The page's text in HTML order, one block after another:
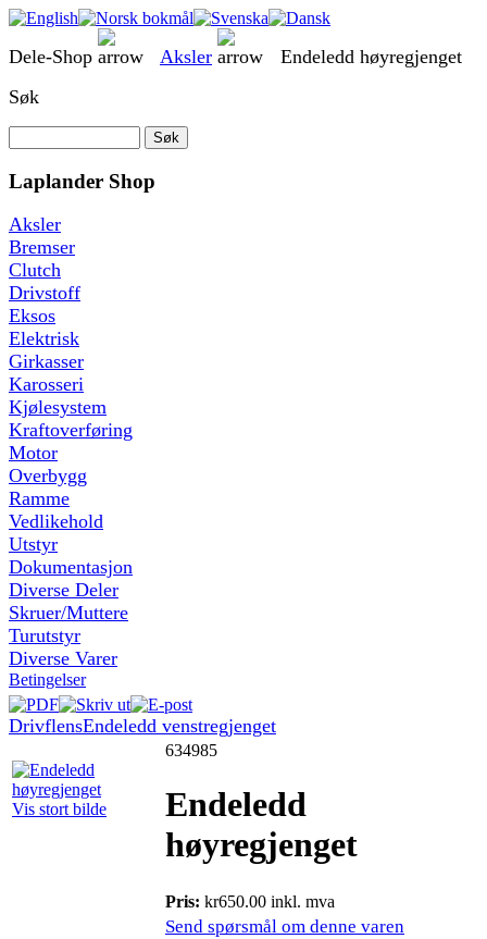
Dele-Shop Aksler
Endeledd høyregjenget
Søk
Laplander Shop
Aksler
Bremser
Clutch
Drivstoff
Eksos
Elektrisk
Girkasser
Karosseri
Kjølesystem
Kraftoverføring
Motor
Overbygg
Ramme
Vedlikehold
Utstyr
Dokumentasjon
Diverse Deler
Skruer/Muttere
Turutstyr
Diverse Varer
Betingelser
DrivflensEndeledd venstregjenget
Vis stort bilde
634985
Endeledd
høyregjenget
Pris: kr650.00 inkl. mva
Send spørsmål om denne varen